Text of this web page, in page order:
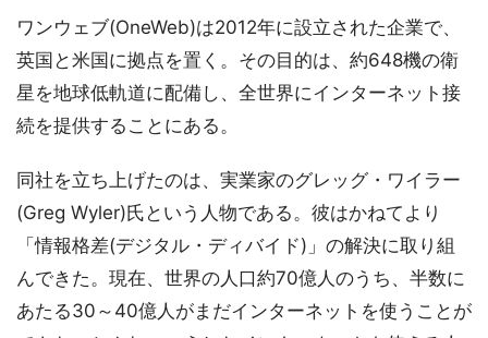
ワンウェブ(OneWeb)は2012年に設立された企業で、
英国と米国に拠点を置く。その目的は、約648機の衛
星を地球低軌道に配備し、全世界にインターネット接
続を提供することにある。
同社を立ち上げたのは、実業家のグレッグ・ワイラー
(Greg Wyler)氏という人物である。彼はかねてより
「情報格差(デジタル・ディバイド)」の解決に取り組
んできた。現在、世界の人口約70億人のうち、半数に
あたる30～40億人がまだインターネットを使うことが